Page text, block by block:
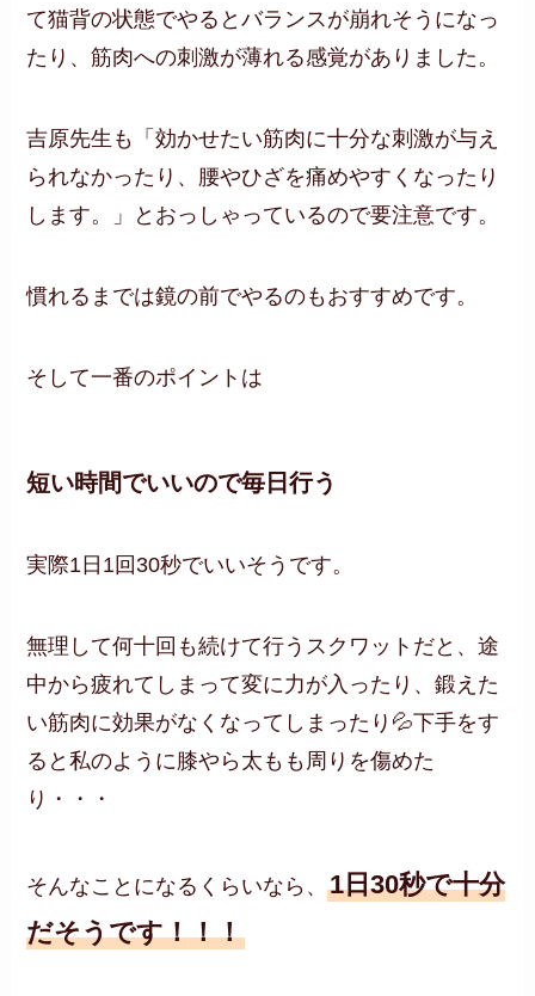
て猫背の状態でやるとバランスが崩れそうになっ
たり、筋肉への刺激が薄れる感覚がありました。
吉原先生も「効かせたい筋肉に十分な刺激が与え
られなかったり、腰やひざを痛めやすくなったり
します。」とおっしゃっているので要注意です。
慣れるまでは鏡の前でやるのもおすすめです。
そして一番のポイントは
短い時間でいいので毎日行う
実際1日1回30秒でいいそうです。
無理して何十回も続けて行うスクワットだと、途
中から疲れてしまって変に力が入ったり、鍛えた
い筋肉に効果がなくなってしまったり💦下手をす
ると私のように膝やら太もも周りを傷めた
り・・・
そんなことになるくらいなら、1日30秒で十分
だそうです！！！